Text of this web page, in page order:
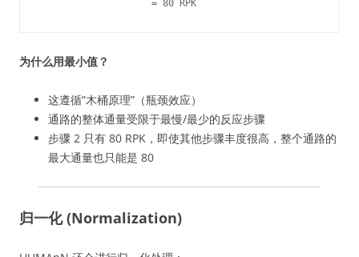
                    = 80 RPK
为什么用最小值？
这遵循”木桶原理”（瓶颈效应）
通路的整体通量受限于最慢/最少的反应步骤
步骤 2 只有 80 RPK，即使其他步骤丰度很高，整个通路的
最大通量也只能是 80
归一化 (Normalization)